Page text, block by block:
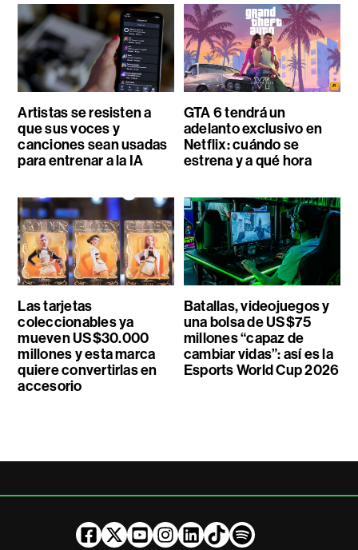
Artistas se resisten a
que sus voces y
canciones sean usadas
para entrenar a la IA
GTA 6 tendrá un
adelanto exclusivo en
Netflix: cuándo se
estrena y a qué hora
Las tarjetas
coleccionables ya
mueven US$30.000
millones y esta marca
quiere convertirlas en
accesorio
Batallas, videojuegos y
una bolsa de US$75
millones “capaz de
cambiar vidas”: así es la
Esports World Cup 2026